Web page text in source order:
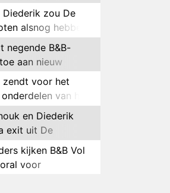
van Tussen de
zou De
alsnog hebben
negende B&B-
aan nieuw
Vol Liefde
zendt voor het
van het
uit en Diederik
exit uit De
kijken B&B Vol
voor